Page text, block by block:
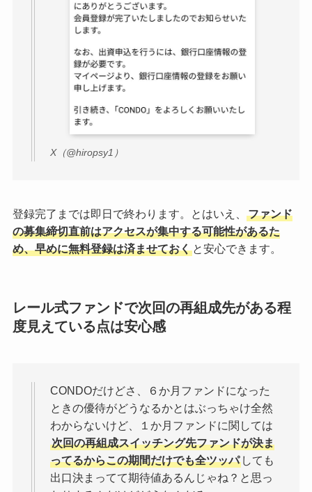
X（@hiropsy1）
登録完了までは即日で終わります。とはいえ、
ファンド
の募集締切直前はアクセスが集中する可能性があるた
め、早めに無料登録は済ませておくと安心できます。
レール式ファンドで次回の再組成先がある程
度見えている点は安心感
CONDOだけどさ、６か月ファンドになった
ときの優待がどうなるかとはぶっちゃけ全然
わからないけど、１か月ファンドに関しては
次回の再組成スイッチング先ファンドが決ま
ってるからこの期間だけでも全ツッパしても
出口決まってて期待値あるんじゃね？と思っ